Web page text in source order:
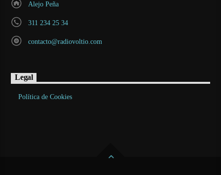
Alejo Peña
311 234 25 34
contacto@radiovoltio.com
Legal
Política de Cookies